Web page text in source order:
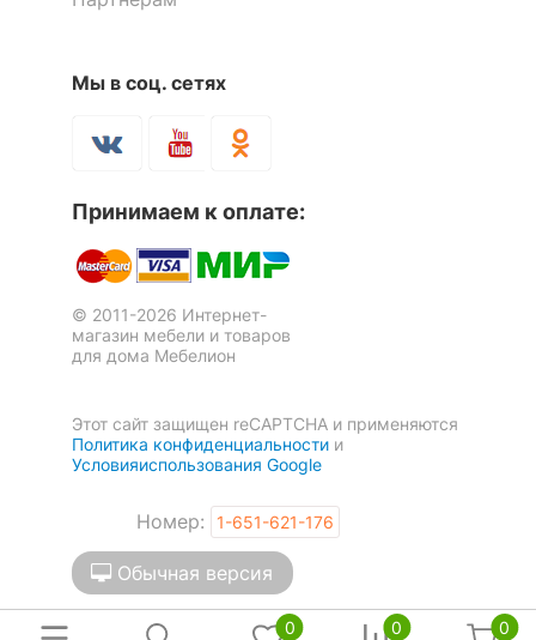
Уровень жесткости
Рекомендуемые
помещения
Угол правый
Механизм
трансформации
Еврокнижка
Масса брутто, кг 112
Мы в соц. сетях
Принимаем к оплате:
© 2011-2026 Интернет-
магазин мебели и товаров
для дома Мебелион
Этот сайт защищен reCAPTCHA и применяются
Политика конфиденциальности и
Условияиспользования Google
Номер: 1-651-621-176
Обычная версия
0 0 0